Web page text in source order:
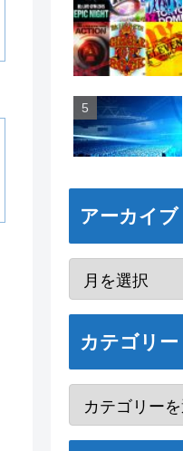
アーカイブ
カテゴリー